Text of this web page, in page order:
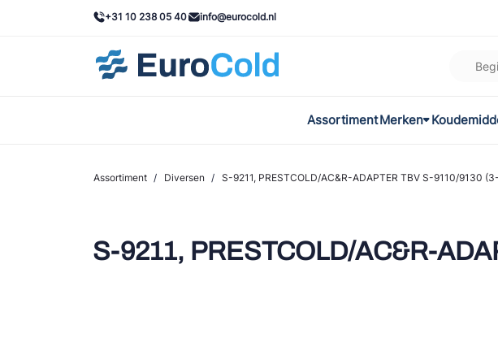
+31 10 238 05 40 info@eurocold.nl
AssortimentMerken
Castel
AWA
Assortiment / Diversen / S-9211, PRESTCOLD/AC&R-ADAPTER TBV S-9110/9130
S-9211, PRESTCOLD/AC&R-